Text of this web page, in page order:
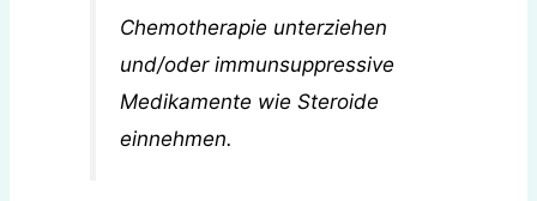
Chemotherapie unterziehen
und/oder immunsuppressive
Medikamente wie Steroide
einnehmen.